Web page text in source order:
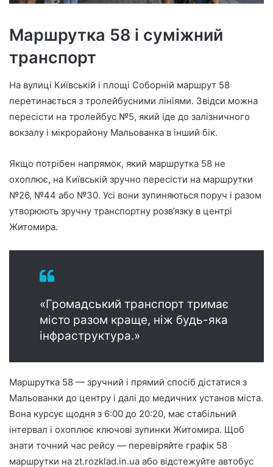
Маршрутка 58 і суміжний
транспорт
На вулиці Київській і площі Соборній маршрут 58
перетинається з тролейбусними лініями. Звідси можна
пересісти на тролейбус №5, який іде до залізничного
вокзалу і мікрорайону Мальованка в інший бік.
Якщо потрібен напрямок, який маршрутка 58 не
охоплює, на Київській зручно пересісти на маршрутки
№26, №44 або №30. Усі вони зупиняються поруч і разом
утворюють зручну транспортну розв’язку в центрі
Житомира.
«Громадський транспорт тримає
місто разом краще, ніж будь-яка
інфраструктура.»
Маршрутка 58 — зручний і прямий спосіб дістатися з
Мальованки до центру і далі до медичних установ міста.
Вона курсує щодня з 6:00 до 20:20, має стабільний
інтервал і охоплює ключові зупинки Житомира. Щоб
знати точний час рейсу — перевіряйте графік 58
маршрутки на zt.rozklad.in.ua або відстежуйте автобус